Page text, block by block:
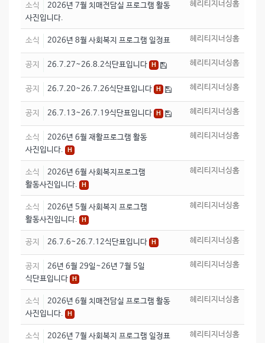
소식
2026년 7월 치매전담실 프로그램 활동
사진입니다.
헤리티지너싱홈
소식 2026년 8월 사회복지 프로그램 일정표 헤리티지너싱홈
공지 26.7.27~26.8.2식단표입니다 H 헤리티지너싱홈
공지 26.7.20~26.7.26식단표입니다 H 헤리티지너싱홈
공지 26.7.13~26.7.19식단표입니다 H 헤리티지너싱홈
소식
2026년 6월 재활프로그램 활동
사진입니다.
H
헤리티지너싱홈
소식
2026년 6월 사회복지프로그램
활동사진입니다.
H
헤리티지너싱홈
소식
2026년 5월 사회복지 프로그램
활동사진입니다.
H
헤리티지너싱홈
공지 26.7.6~26.7.12식단표입니다 H 헤리티지너싱홈
공지
26년 6월 29일~26년 7월 5일
식단표입니다
H
헤리티지너싱홈
소식
2026년 6월 치매전담실 프로그램 활동
사진입니다.
H
헤리티지너싱홈
소식 2026년 7월 사회복지 프로그램 일정표 헤리티지너싱홈